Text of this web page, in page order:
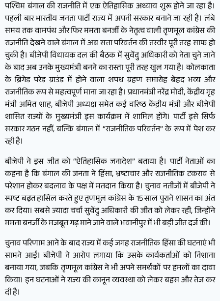
पश्चिम बंगाल की राजनीति में एक ऐतिहासिक अध्याय शुरू होने जा रहा है।
पहली बार भारतीय जनता पार्टी राज्य में अपनी सरकार बनाने जा रही है। लंबे
समय तक वामपंथ और फिर ममता बनर्जी के नेतृत्व वाली तृणमूल कांग्रेस की
राजनीति देखने वाले बंगाल में अब सत्ता परिवर्तन की तस्वीर पूरी तरह साफ हो
चुकी है। बीजेपी विधायक दल की बैठक में सुवेंदु अधिकारी को नेता चुने जाने
के बाद अब उनके मुख्यमंत्री बनने का रास्ता पूरी तरह खुल गया है। कोलकाता
के ब्रिगेड परेड ग्राउंड में होने वाला शपथ ग्रहण समारोह बेहद भव्य और
राजनीतिक रूप से महत्वपूर्ण माना जा रहा है। प्रधानमंत्री नरेंद्र मोदी, केंद्रीय गृह
मंत्री अमित शाह, बीजेपी अध्यक्ष समेत कई वरिष्ठ केंद्रीय मंत्री और बीजेपी
शासित राज्यों के मुख्यमंत्री इस कार्यक्रम में शामिल होंगे। पार्टी इसे सिर्फ
सरकार गठन नहीं, बल्कि बंगाल में “राजनीतिक परिवर्तन” के रूप में पेश कर
रही है।
बीजेपी ने इस जीत को “ऐतिहासिक जनादेश” बताया है। पार्टी नेताओं का
कहना है कि बंगाल की जनता ने हिंसा, भ्रष्टाचार और राजनीतिक टकराव से
परेशान होकर बदलाव के पक्ष में मतदान किया है। चुनाव नतीजों में बीजेपी ने
स्पष्ट बढ़त हासिल करते हुए तृणमूल कांग्रेस के 15 साल पुराने शासन का अंत
कर दिया। सबसे ज्यादा चर्चा सुवेंदु अधिकारी की जीत को लेकर रही, जिन्होंने
ममता बनर्जी के मजबूत गढ़ माने जाने वाले भवानीपुर में भी बड़ी जीत दर्ज की।
चुनाव परिणाम आने के बाद राज्य में कई जगह राजनीतिक हिंसा की घटनाएं भी
सामने आईं। बीजेपी ने आरोप लगाया कि उसके कार्यकर्ताओं को निशाना
बनाया गया, जबकि तृणमूल कांग्रेस ने भी अपने समर्थकों पर हमलों का दावा
किया। इन घटनाओं ने राज्य की कानून व्यवस्था को लेकर बहस और तेज कर
दी है।